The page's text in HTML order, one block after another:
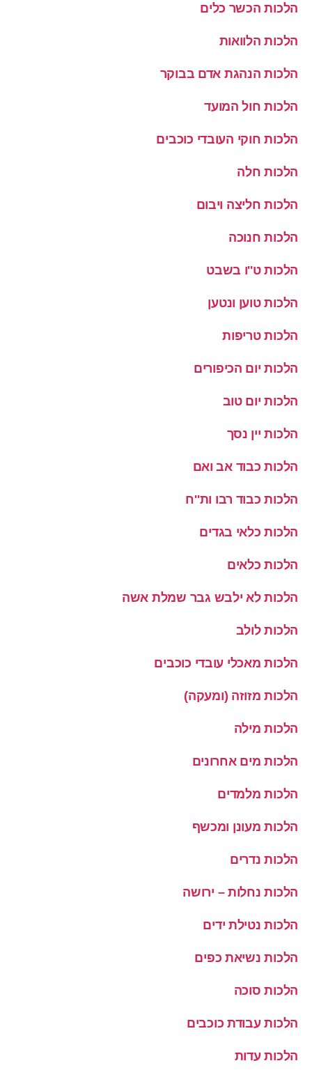
הלכות הכשר כלים
הלכות הלוואות
הלכות הנהגת אדם בבוקר
הלכות חול המועד
הלכות חוקי העובדי כוכבים
הלכות חלה
הלכות חליצה ויבום
הלכות חנוכה
הלכות ט''ו בשבט
הלכות טוען ונטען
הלכות טריפות
הלכות יום הכיפורים
הלכות יום טוב
הלכות יין נסך
הלכות כבוד אב ואם
הלכות כבוד רבו ות''ח
הלכות כלאי בגדים
הלכות כלאים
הלכות לא ילבש גבר שמלת אשה
הלכות לולב
הלכות מאכלי עובדי כוכבים
הלכות מזוזה (ומעקה)
הלכות מילה
הלכות מים אחרונים
הלכות מלמדים
הלכות מעונן ומכשף
הלכות נדרים
הלכות נחלות – ירושה
הלכות נטילת ידים
הלכות נשיאת כפים
הלכות סוכה
הלכות עבודת כוכבים
הלכות עדות